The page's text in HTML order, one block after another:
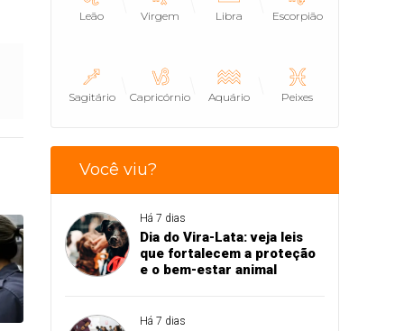
Leão Virgem Libra Escorpião
Sagitário Capricórnio Aquário Peixes
Você viu?
Há 7 dias
Dia do Vira-Lata: veja leis
que fortalecem a proteção
e o bem-estar animal
Há 7 dias